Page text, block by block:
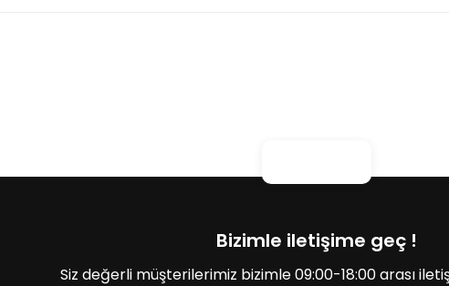
Bizimle iletişime geç !
Siz değerli müşterilerimiz bizimle 09:00-18:00 arası